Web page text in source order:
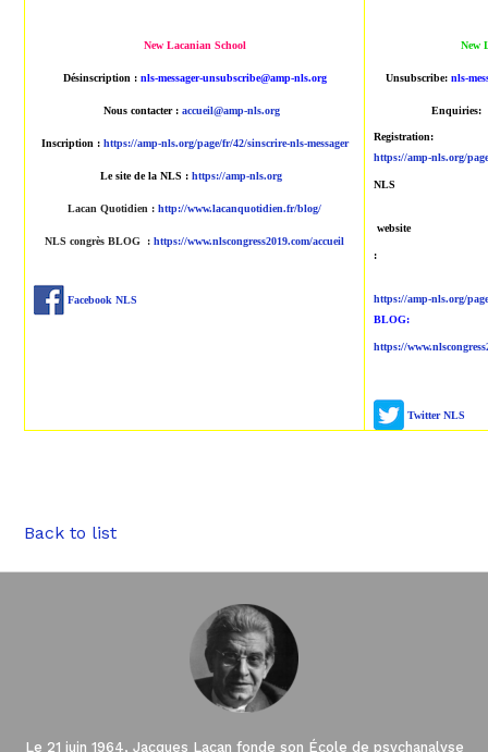
New Lacanian School
Désinscription : nls-messager-unsubscribe@amp-nls.org
Nous contacter : accueil@amp-nls.org
Inscription : https://amp-nls.org/page/fr/42/sinscrire-nls-messager
Le site de la NLS :https://amp-nls.org
Lacan Quotidien :http://www.lacanquotidien.fr/blog/
NLS congrès BLOG :https://www.nlscongress2019.com/accueil
Facebook NLS
New
Unsubscribe:nls-
Enquiries:
Registration:
https://amp-nls.org/
NLS
website
:
https://amp-nls.org/
BLOG:
https://
Twitter NLS
Back to list
Le 21 juin 1964, Jacques Lacan fonde son École de psychanalyse